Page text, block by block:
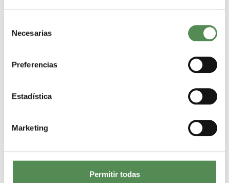
Necesarias
Preferencias
Estadística
Marketing
Permitir todas
Hilfe von iberischer Halbinsel
Siguiente